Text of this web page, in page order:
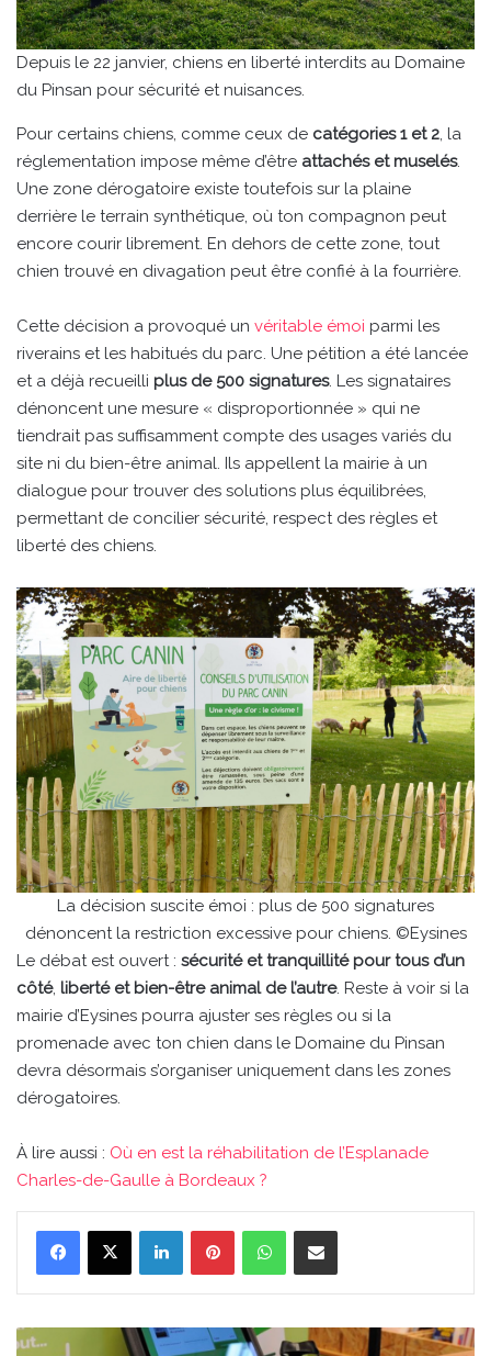
Depuis le 22 janvier, chiens en liberté interdits au Domaine
du Pinsan pour sécurité et nuisances.
Pour certains chiens, comme ceux de catégories 1 et 2, la
réglementation impose même d’être attachés et muselés.
Une zone dérogatoire existe toutefois sur la plaine
derrière le terrain synthétique, où ton compagnon peut
encore courir librement. En dehors de cette zone, tout
chien trouvé en divagation peut être confié à la fourrière.
Cette décision a provoqué un véritable émoi parmi les
riverains et les habitués du parc. Une pétition a été lancée
et a déjà recueilli plus de 500 signatures. Les signataires
dénoncent une mesure « disproportionnée » qui ne
tiendrait pas suffisamment compte des usages variés du
site ni du bien-être animal. Ils appellent la mairie à un
dialogue pour trouver des solutions plus équilibrées,
permettant de concilier sécurité, respect des règles et
liberté des chiens.
La décision suscite émoi : plus de 500 signatures
dénoncent la restriction excessive pour chiens. ©Eysines
Le débat est ouvert : sécurité et tranquillité pour tous d’un
côté, liberté et bien-être animal de l’autre. Reste à voir si la
mairie d’Eysines pourra ajuster ses règles ou si la
promenade avec ton chien dans le Domaine du Pinsan
devra désormais s’organiser uniquement dans les zones
dérogatoires.
À lire aussi : Où en est la réhabilitation de l’Esplanade
Charles-de-Gaulle à Bordeaux ?
LinkedinPinterestWhatsAppPartager par email
Les